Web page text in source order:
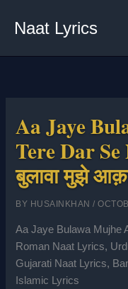
Naat Lyrics
Aa Jaye
Tere Dar
बुलावा मुझे
BY HUSAINKHAN/
Aa Jaye Bulawa Mujhe
Roman Naat Lyrics,
Gujarati Naat Lyrics,
Islamic Lyrics